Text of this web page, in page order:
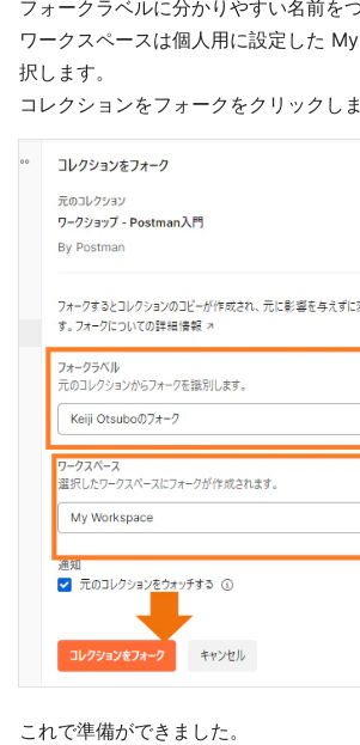
フォークラベルに分かりやすい名前をつ
ワークスペースは個人用に設定した
択します。
コレクションをフォークをクリックしま
これで準備ができました。